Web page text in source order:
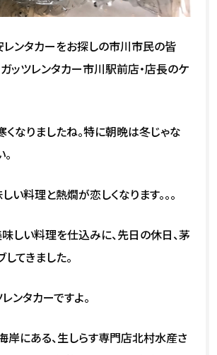
ンタカーをお探しの市川市民の皆
ガッツレンタカー市川駅前店・店長のケ
くなりましたね。特に朝晩は冬じゃな
い料理と熱燗が恋しくなります。。。
味しい料理を仕込みに、先日の休日、茅
てきました。
ンタカーですよ。
岸にある、生しらす専門店北村水産さ